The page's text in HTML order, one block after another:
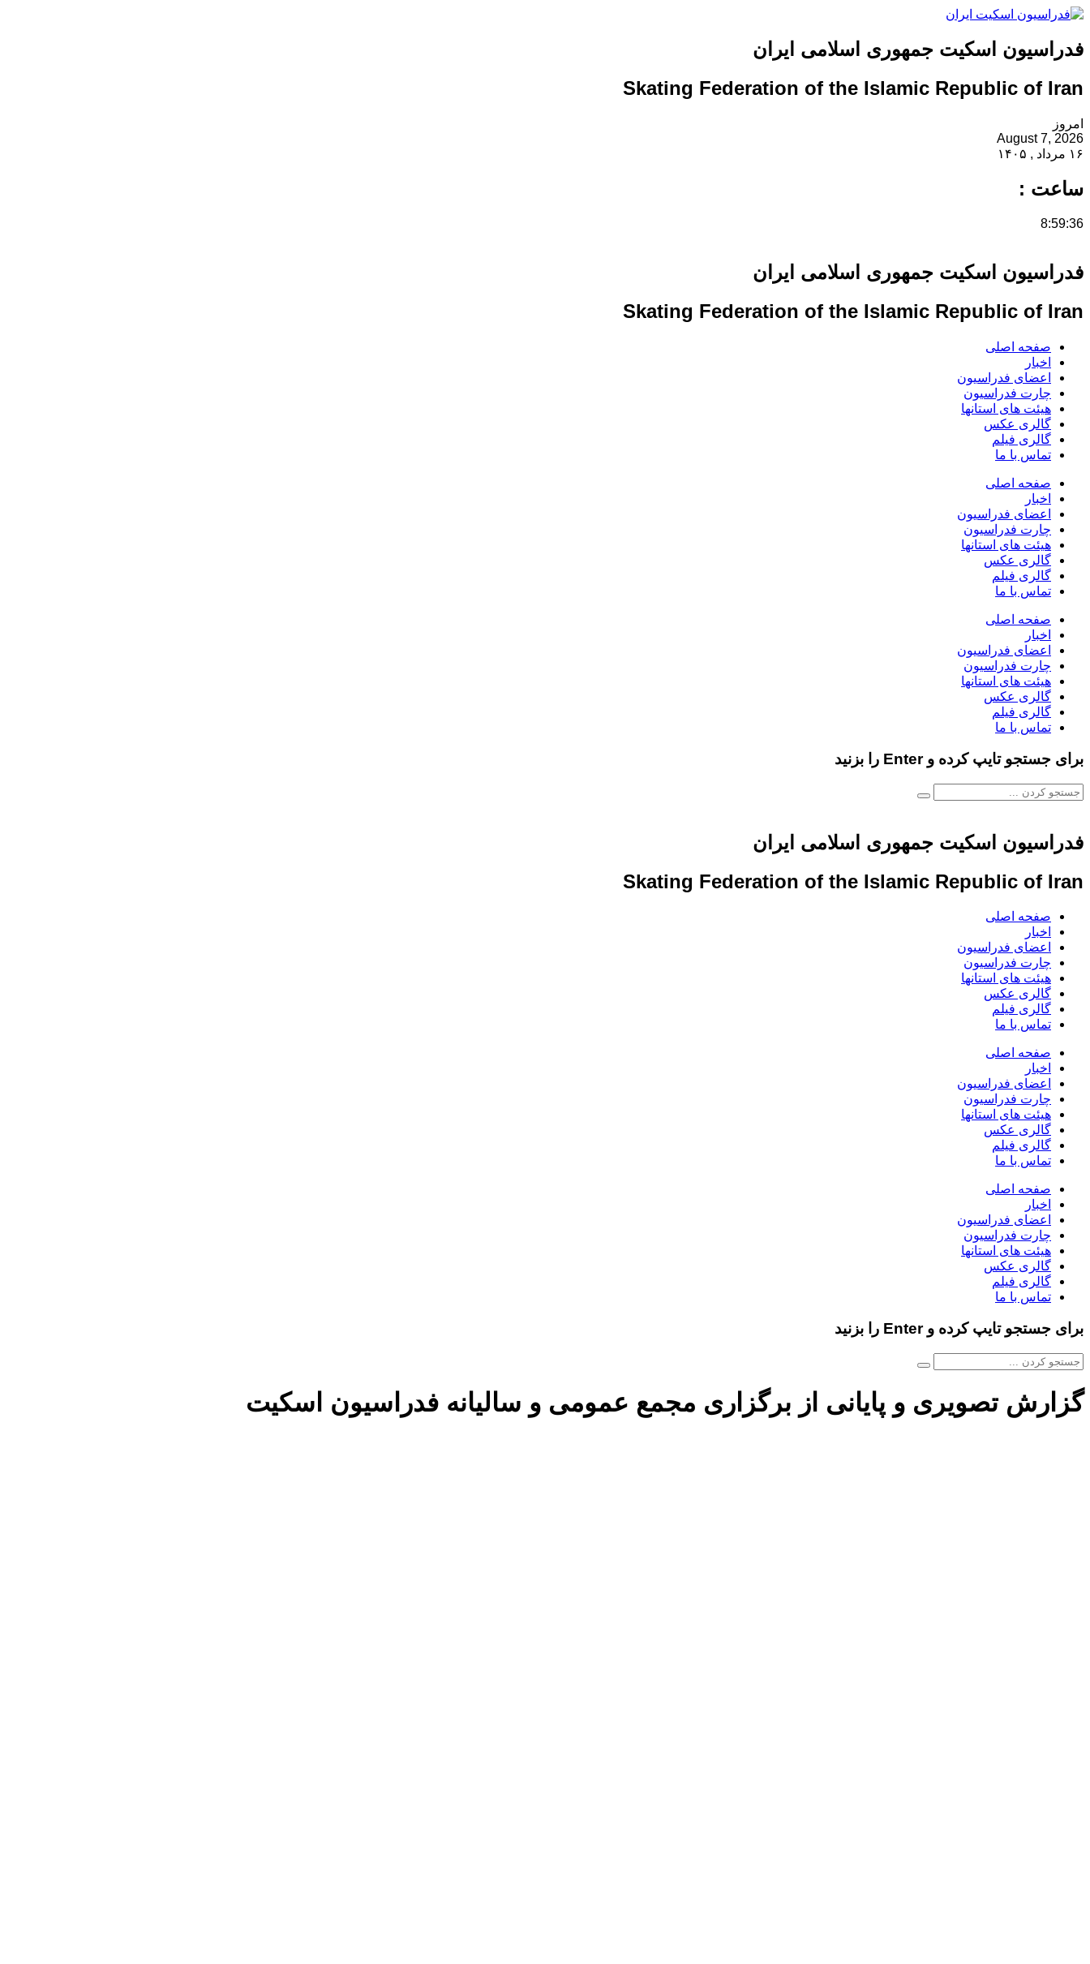
فدراسیون اسکیت جمهوری اسلامی ایران
Skating Federation of the Islamic Republic of Iran
امروز
August 7, 2026
۱۶ مرداد , ۱۴۰۵
ساعت :
8:59:37
فدراسیون اسکیت جمهوری اسلامی ایران
Skating Federation of the Islamic Republic of Iran
صفحه اصلی
اخبار
اعضای فدراسیون
چارت فدراسیون
هیئت های استانها
گالری عکس
گالری فیلم
تماس با ما
صفحه اصلی
اخبار
اعضای فدراسیون
چارت فدراسیون
هیئت های استانها
گالری عکس
گالری فیلم
تماس با ما
صفحه اصلی
اخبار
اعضای فدراسیون
چارت فدراسیون
هیئت های استانها
گالری عکس
گالری فیلم
تماس با ما
برای جستجو تایپ کرده و Enter را بزنید
فدراسیون اسکیت جمهوری اسلامی ایران
Skating Federation of the Islamic Republic of Iran
صفحه اصلی
اخبار
اعضای فدراسیون
چارت فدراسیون
هیئت های استانها
گالری عکس
گالری فیلم
تماس با ما
صفحه اصلی
اخبار
اعضای فدراسیون
چارت فدراسیون
هیئت های استانها
گالری عکس
گالری فیلم
تماس با ما
صفحه اصلی
اخبار
اعضای فدراسیون
چارت فدراسیون
هیئت های استانها
گالری عکس
گالری فیلم
تماس با ما
برای جستجو تایپ کرده و Enter را بزنید
گزارش تصویری و پایانی از برگزاری مجمع عمومی و سالیانه فدراسیون اسکیت